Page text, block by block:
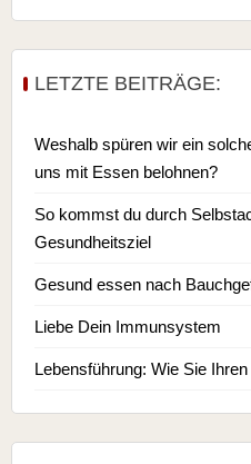
LETZTE BEITRÄGE:
Weshalb spüren wir ein
uns mit Essen belohnen?
So kommst du durch
Gesundheitsziel
Gesund essen nach
Liebe Dein Immunsystem
Lebensführung: Wie Sie